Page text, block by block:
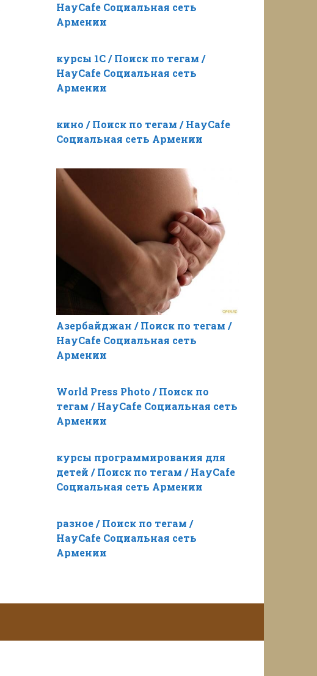
HayCafe Социальная сеть
Армении
курсы 1С / Поиск по тегам /
HayCafe Социальная сеть
Армении
кино / Поиск по тегам / HayCafe
Социальная сеть Армении
Азербайджан / Поиск по тегам /
HayCafe Социальная сеть
Армении
World Press Photo / Поиск по
тегам / HayCafe Социальная сеть
Армении
курсы программирования для
детей / Поиск по тегам / HayCafe
Социальная сеть Армении
разное / Поиск по тегам /
HayCafe Социальная сеть
Армении